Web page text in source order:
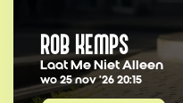
ROB KEMPS
Laat Me Niet Alleen
wo 25 nov ’2620:15